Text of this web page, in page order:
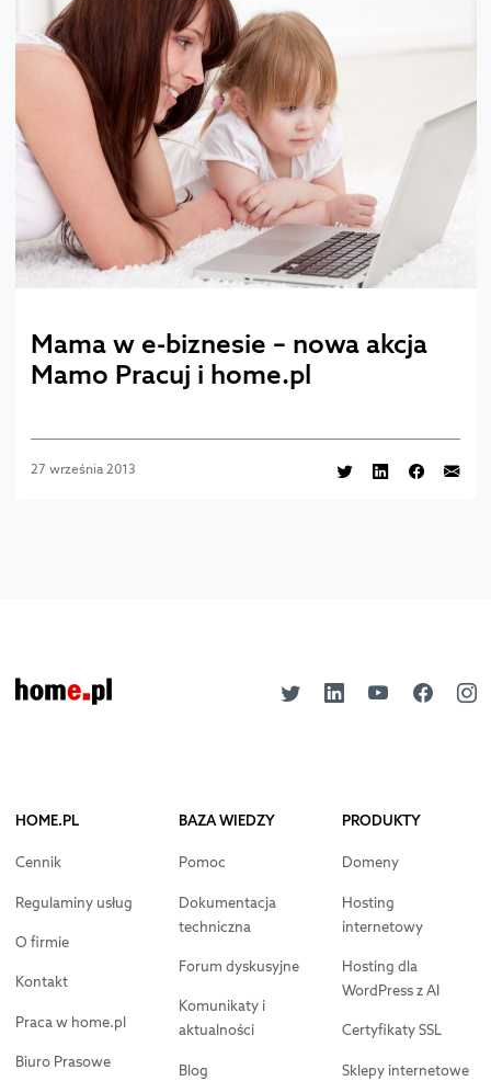
Mama w e-biznesie – nowa akcja
Mamo Pracuj i home.pl
27 września 2013
HOME.PL
Cennik
Regulaminy usług
O firmie
Kontakt
Praca w home.pl
Biuro Prasowe
BAZA WIEDZY
Pomoc
Dokumentacja
techniczna
Forum dyskusyjne
Komunikaty i
aktualności
Blog
PRODUKTY
Domeny
Hosting
internetowy
Hosting dla
WordPress z AI
Certyfikaty SSL
Sklepy internetowe